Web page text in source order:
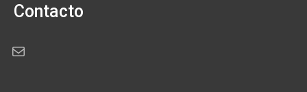
Contacto
Correo electrónico